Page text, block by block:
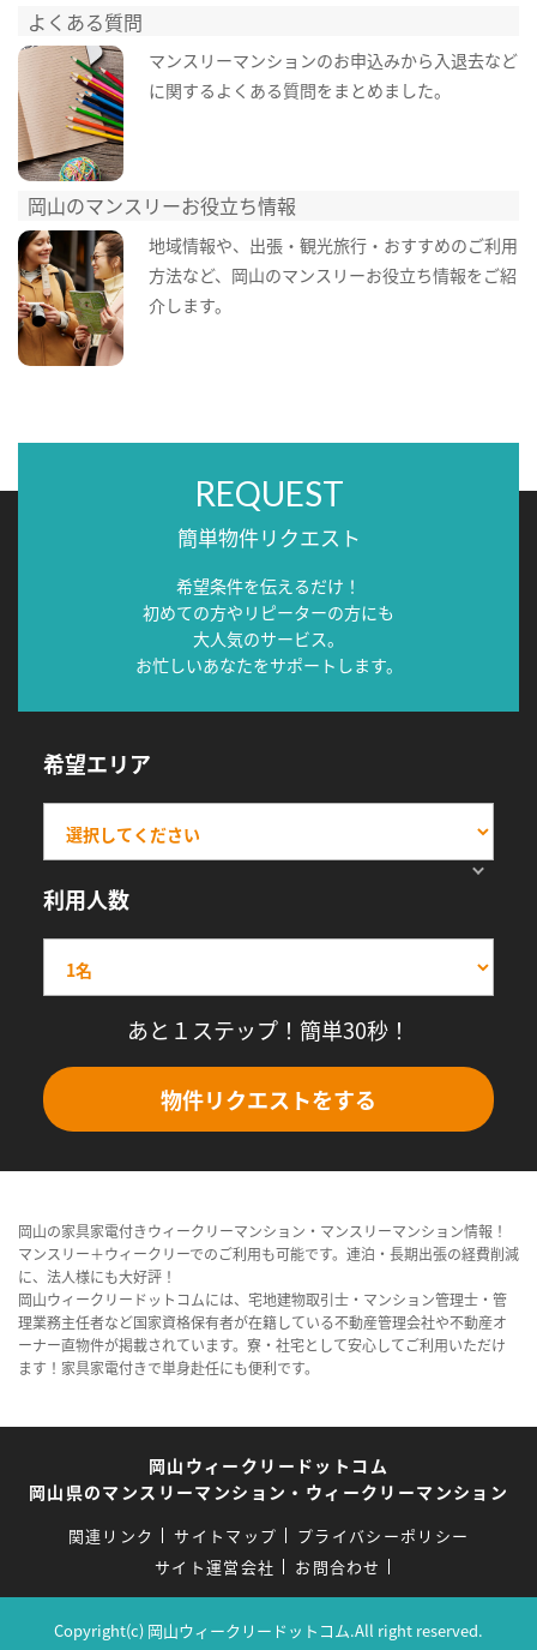
よくある質問
マンスリーマンションのお申込みから入退去など
に関するよくある質問をまとめました。
岡山のマンスリーお役立ち情報
地域情報や、出張・観光旅行・おすすめのご利用
方法など、岡山のマンスリーお役立ち情報をご紹
介します。
REQUEST
簡単物件リクエスト
希望条件を伝えるだけ！
初めての方やリピーターの方にも
大人気のサービス。
お忙しいあなたをサポートします。
希望エリア
利用人数
あと１ステップ！簡単30秒！
物件リクエストをする
岡山の家具家電付きウィークリーマンション・マンスリーマンション情報！
マンスリー＋ウィークリーでのご利用も可能です。連泊・長期出張の経費削減
に、法人様にも大好評！
岡山ウィークリードットコムには、宅地建物取引士・マンション管理士・管
理業務主任者など国家資格保有者が在籍している不動産管理会社や不動産オ
ーナー直物件が掲載されています。寮・社宅として安心してご利用いただけ
ます！家具家電付きで単身赴任にも便利です。
岡山ウィークリードットコム
岡山県のマンスリーマンション・ウィークリーマンション
関連リンク サイトマップ
プライバシーポリシー
サイト運営会社
お問合わせ
Copyright(c) 岡山ウィークリードットコム.All right reserved.